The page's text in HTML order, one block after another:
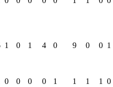
1 0 1 4 0 9 0 0 1
0 0 0 0 1 1 1 1 0